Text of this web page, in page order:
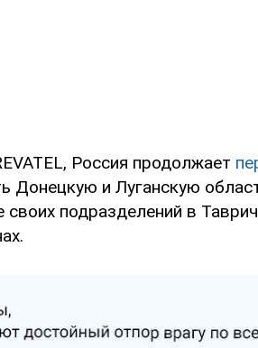
Россия продолжает
Донецкую и Луганскую
своих подразделений в